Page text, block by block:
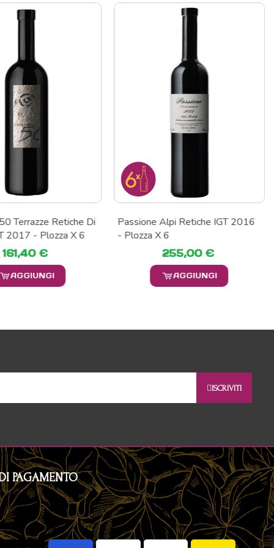
Terrazze Retiche Di
2017 - Plozza X 6
161,40 €
AGGIUNGI
Passione Alpi Retiche IGT 2016
- Plozza X 6
255,00 €
AGGIUNGI
ISCRIVITI
PAGAMENTO